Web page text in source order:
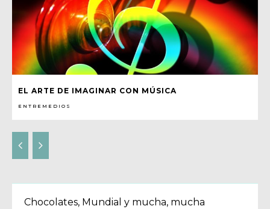
EL ARTE DE IMAGINAR CON MÚSICA
ENTREMEDIOS
Chocolates, Mundial y mucha, mucha